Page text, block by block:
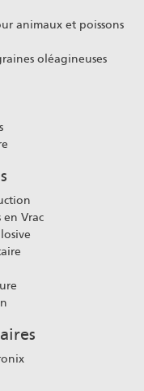
animaux et poissons
oléagineuses
en Vrac